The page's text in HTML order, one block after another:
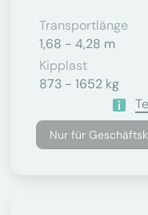
Transportlänge
1,68 - 4,28 m
Kipplast
873 - 1652 kg
Nur für